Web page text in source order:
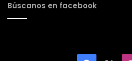
Búscanos en facebook